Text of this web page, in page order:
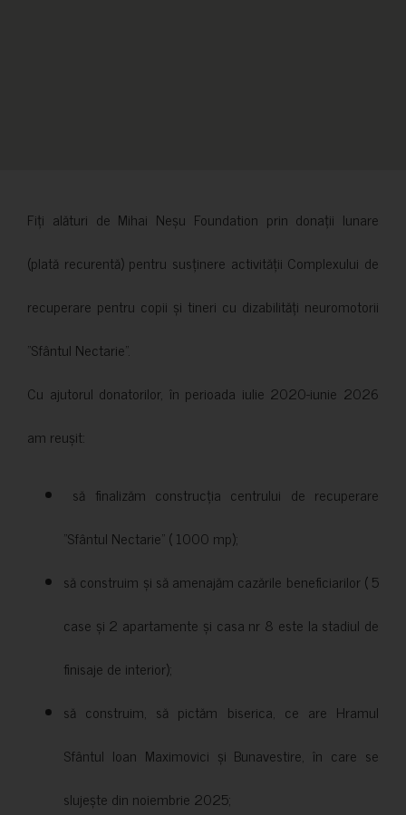
Fiți alături de Mihai Neșu Foundation prin donații lunare
(plată recurentă) pentru susținere activității Complexului de
recuperare pentru copii și tineri cu dizabilități neuromotorii
”Sfântul Nectarie”.
Cu ajutorul donatorilor, în perioada iulie 2020-iunie 2026
am reușit:
să finalizăm construcția centrului de recuperare
”Sfântul Nectarie” ( 1000 mp);
să construim și să amenajăm cazările beneficiarilor ( 5
case și 2 apartamente și casa nr 8 este la stadiul de
finisaje de interior);
să construim, să pictăm biserica, ce are Hramul
Sfântul Ioan Maximovici și Bunavestire, în care se
slujește din noiembrie 2025;